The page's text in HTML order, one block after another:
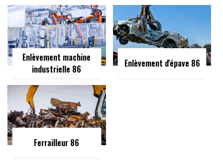
Enlèvement machine
industrielle 86
Enlèvement d'épave 86
Ferrailleur 86